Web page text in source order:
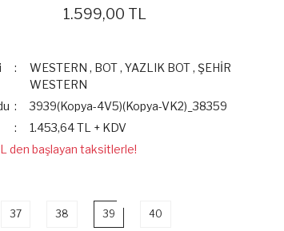
1.599,00 TL
WESTERN , BOT,YAZLIK BOT,ŞEHİR
WESTERN
3939(Kopya-4V5)(Kopya-VK2)_38359
1.453,64 TL + KDV
den başlayan taksitlerle!
37 38 39 40